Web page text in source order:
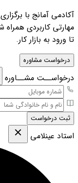
آکادمی آمانج با
مهارتی کاربردی
تا ورود به بازار کار.
درخواست مشاوره
درخواســت مشــاوره
ثبت درخواست
استاد عینلامی